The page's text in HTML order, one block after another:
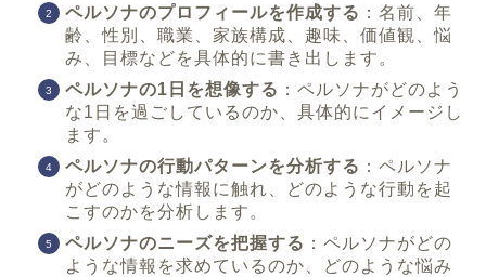
ペルソナのプロフィールを作成する ：名前、年
齢、性別、職業、家族構成、趣味、価値観、悩
み、目標などを具体的に書き出します。
ペルソナの1日を想像する ：ペルソナがどのよう
な1日を過ごしているのか、具体的にイメージし
ます。
ペルソナの行動パターンを分析する ：ペルソナ
がどのような情報に触れ、どのような行動を起
こすのかを分析します。
ペルソナのニーズを把握する ：ペルソナがどの
ような情報を求めているのか、どのような悩み